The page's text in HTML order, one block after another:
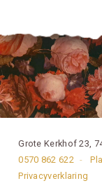
Grote Kerkhof 23,
0570 862 622
Privacyverklaring